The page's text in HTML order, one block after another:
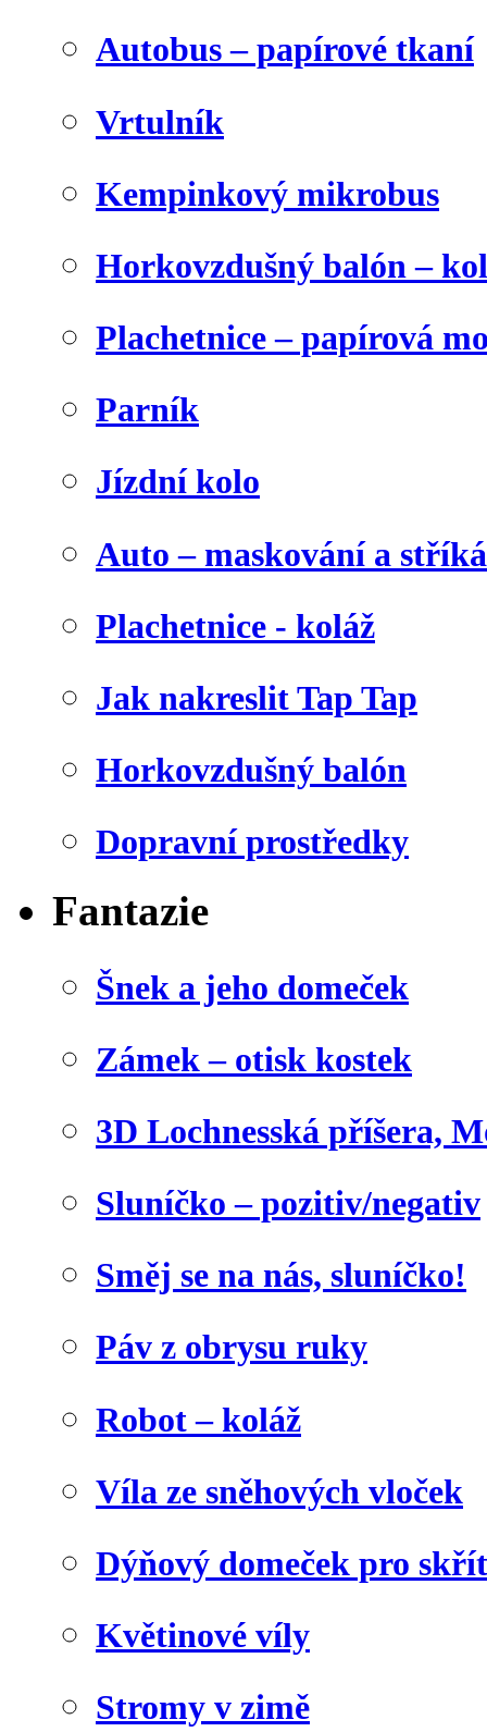
Autobus – papírové tkaní
Vrtulník
Kempinkový mikrobus
Horkovzdušný balón –
Plachetnice – papírová
Parník
Jízdní kolo
Auto – maskování a
Plachetnice - koláž
Jak nakreslit Tap Tap
Horkovzdušný balón
Dopravní prostředky
Fantazie
Šnek a jeho domeček
Zámek – otisk kostek
3D Lochnesská příšera,
Sluníčko – pozitiv/negativ
Směj se na nás, sluníčko!
Páv z obrysu ruky
Robot – koláž
Víla ze sněhových vloček
Dýňový domeček pro
Květinové víly
Stromy v zimě